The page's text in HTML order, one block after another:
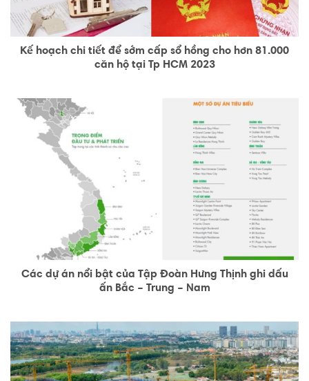
Kế hoạch chi tiết để sớm cấp sổ hồng cho hơn 81.000
căn hộ tại Tp HCM 2023
Các dự án nổi bật của Tập Đoàn Hưng Thịnh ghi dấu
ấn Bắc – Trung – Nam